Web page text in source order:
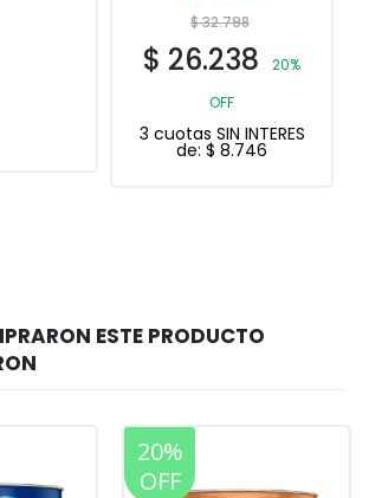
20%
OFF